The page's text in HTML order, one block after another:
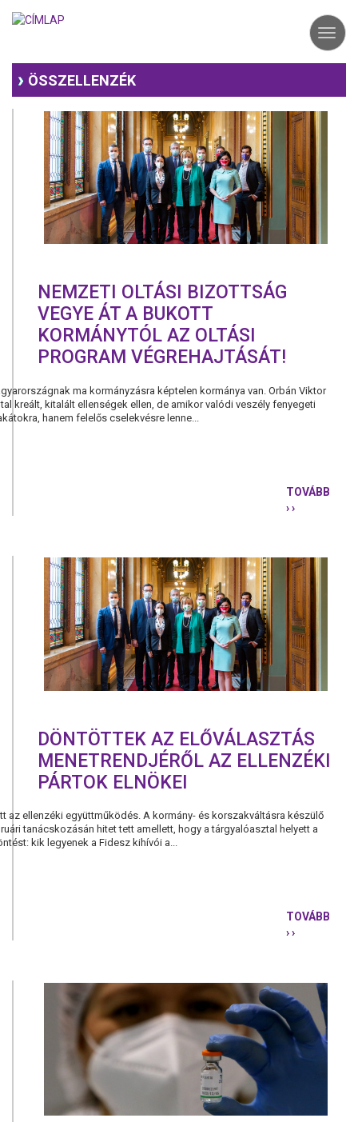
ÖSSZELLENZÉK
NEMZETI OLTÁSI BIZOTTSÁG
VEGYE ÁT A BUKOTT
KORMÁNYTÓL AZ OLTÁSI
PROGRAM VÉGREHAJTÁSÁT!
ma kormányzásra képtelen kormánya van. Orbán Viktor
kreált, kitalált ellenségek ellen, de amikor valódi veszély fenyegeti
hanem felelős cselekvésre lenne...
TOVÁBB
› ›
VEGYE
ÁT
BUKOTT
AZ
OLTÁSI
PROGRAM
DÖNTÖTTEK AZ ELŐVÁLASZTÁS
MENETRENDJÉRŐL AZ ELLENZÉKI
PÁRTOK ELNÖKEI
az ellenzéki együttműködés. A kormány- és korszakváltásra készülő
tanácskozásán hitet tett amellett, hogy a tárgyalóasztal helyett a
kik legyenek a Fidesz kihívói a...
TOVÁBB
› ›
AZ
ELLENZÉKI
PÁRTOK
ELNÖKEI